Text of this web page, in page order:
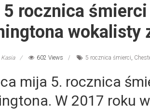
5 rocznica śmierci
wokalisty
602 Views 5 rocznica śmierci
mija 5. rocznica
W 2017 roku